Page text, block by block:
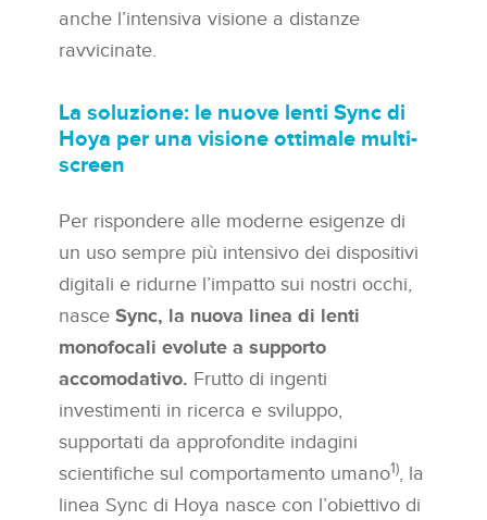
anche l’intensiva visione a distanze
ravvicinate.
La soluzione: le nuove lenti Sync di
Hoya per una visione ottimale multi-
screen
Per rispondere alle moderne esigenze di
un uso sempre più intensivo dei dispositivi
digitali e ridurne l’impatto sui nostri occhi,
nasce Sync, la nuova linea di lenti
monofocali evolute a supporto
accomodativo. Frutto di ingenti
investimenti in ricerca e sviluppo,
supportati da approfondite indagini
scientifiche sul comportamento umano1), la
linea Sync di Hoya nasce con l’obiettivo di